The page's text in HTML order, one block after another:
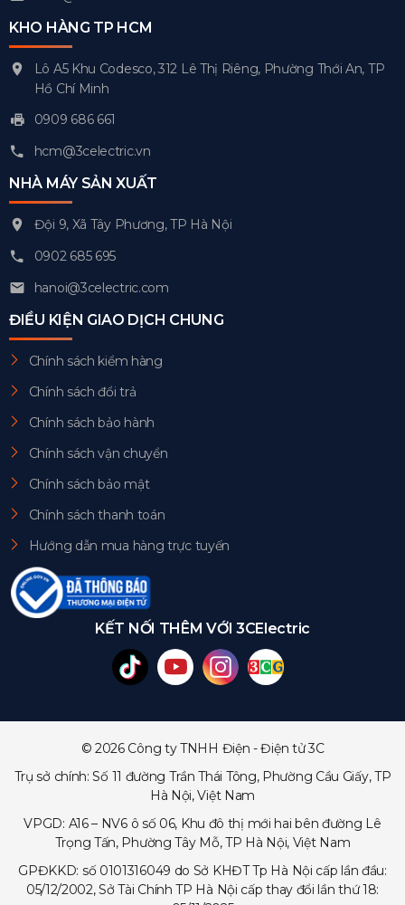
KHO HÀNG TP HCM
Lô A5 Khu Codesco, 312 Lê Thị Riêng, Phường Thới An, TP
Hồ Chí Minh
0909 686 661
hcm@3celectric.vn
NHÀ MÁY SẢN XUẤT
Đội 9, Xã Tây Phương, TP Hà Nội
0902 685 695
hanoi@3celectric.com
ĐIỀU KIỆN GIAO DỊCH CHUNG
Chính sách kiểm hàng
Chính sách đổi trả
Chính sách bảo hành
Chính sách vận chuyển
Chính sách bảo mật
Chính sách thanh toán
Hướng dẫn mua hàng trực tuyến
KẾT NỐI THÊM VỚI 3CElectric
© 2026 Công ty TNHH Điện - Điện tử 3C
Trụ sở chính: Số 11 đường Trần Thái Tông, Phường Cầu Giấy, TP
Hà Nội, Việt Nam
VPGD: A16 – NV6 ô số 06, Khu đô thị mới hai bên đường Lê
Trọng Tấn, Phường Tây Mỗ, TP Hà Nội, Việt Nam
GPĐKKD: số 0101316049 do Sở KHĐT Tp Hà Nội cấp lần đầu:
05/12/2002, Sở Tài Chính TP Hà Nội cấp thay đổi lần thứ 18: